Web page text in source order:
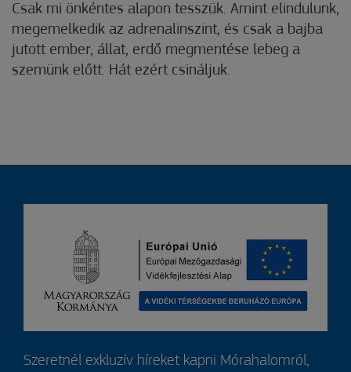
Csak mi önkéntes alapon tesszük. Amint elindulunk,
megemelkedik az adrenalinszint, és csak a bajba
jutott ember, állat, erdő megmentése lebeg a
szemünk előtt. Hát ezért csináljuk.
Szeretnél exkluzív híreket kapni Mórahalomról,